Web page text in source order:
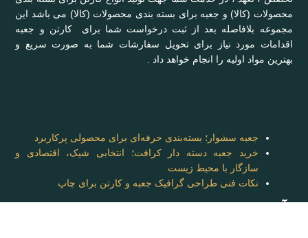
محصولات (کالا) و جعبه برای بسته بندی محصولات (کالا) می باشد این
مجموعه بلافاصله بعد از ثبت درخواست شما برای کارتن و جعبه
اقدامات مورد نیاز برای تحویل سفارشات شما به صورت سریع و
بهترین مواد اولیه را انجام خواهد داد .
جعبه سشوار؛ بسته‌بندی حرفه‌ای برای محصولی پرکاربرد
خرید جعبه دسته دار کرافت؛ انتخابی شیک، اقتصادی و
سازگار با محیط زیست
نکات فنی طراحی گرافیک جعبه و کارتن برای چاپ